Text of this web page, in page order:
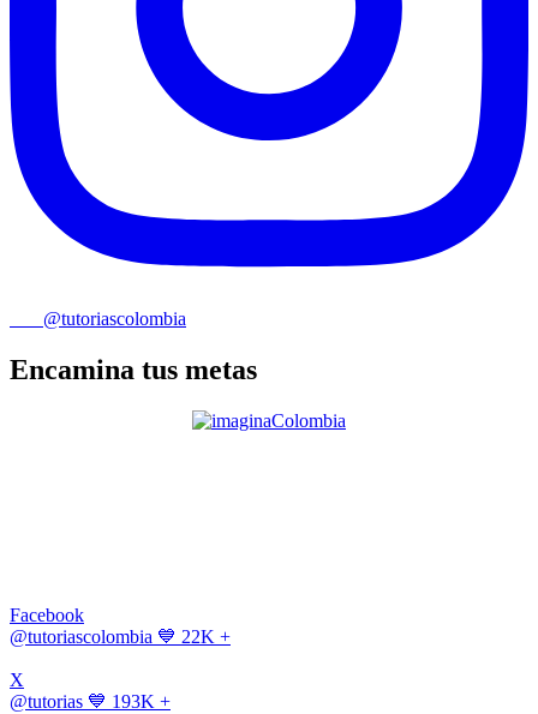
@tutoriascolombia
Encamina tus metas
Facebook
@tutoriascolombia 💙 22K +
X
@tutorias 💙 193K +